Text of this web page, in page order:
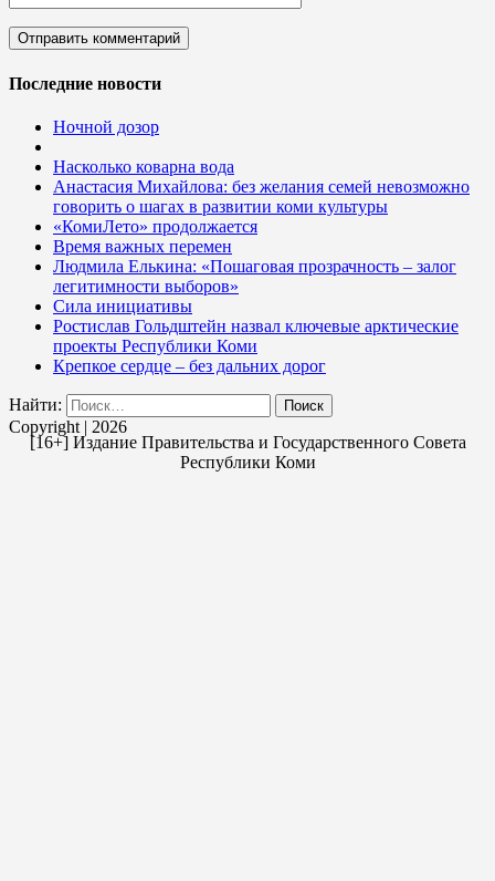
Последние новости
Ночной дозор
Насколько коварна вода
Анастасия Михайлова: без желания семей невозможно
говорить о шагах в развитии коми культуры
«КомиЛето» продолжается
Время важных перемен
Людмила Елькина: «Пошаговая прозрачность – залог
легитимности выборов»
Сила инициативы
Ростислав Гольдштейн назвал ключевые арктические
проекты Республики Коми
Крепкое сердце – без дальних дорог
Найти:
Copyright | 2026
[16+] Издание Правительства и Государственного Совета
Республики Коми